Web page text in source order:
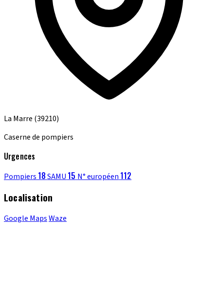
La Marre (39210)
Caserne de pompiers
Urgences
Pompiers 18SAMU 15 N° européen 112
Localisation
Google MapsWaze